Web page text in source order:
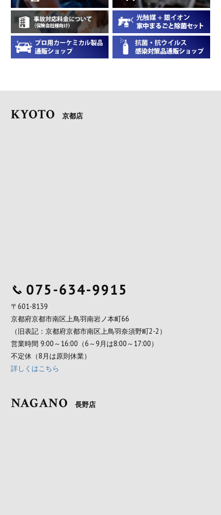
KYOTO 京都店
075-634-9915
〒601-8139
京都府京都市南区上鳥羽南岩ノ本町66
（旧表記：京都府京都市南区上鳥羽奈須野町2-2）
営業時間 9:00～16:00（6～9月は8:00～17:00）
不定休（8月は原則休業）
詳しくはこちら
NAGANO 長野店